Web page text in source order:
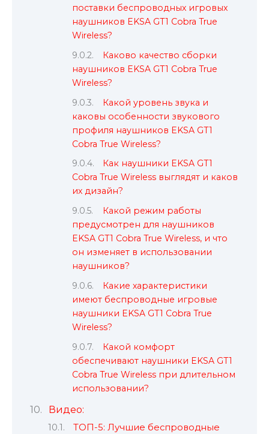
поставки беспроводных игровых
наушников EKSA GT1 Cobra True
Wireless?
Каково качество сборки
наушников EKSA GT1 Cobra True
Wireless?
Какой уровень звука и
каковы особенности звукового
профиля наушников EKSA GT1
Cobra True Wireless?
Как наушники EKSA GT1
Cobra True Wireless выглядят и каков
их дизайн?
Какой режим работы
предусмотрен для наушников
EKSA GT1 Cobra True Wireless, и что
он изменяет в использовании
наушников?
Какие характеристики
имеют беспроводные игровые
наушники EKSA GT1 Cobra True
Wireless?
Какой комфорт
обеспечивают наушники EKSA GT1
Cobra True Wireless при длительном
использовании?
Видео:
ТОП-5: Лучшие беспроводные